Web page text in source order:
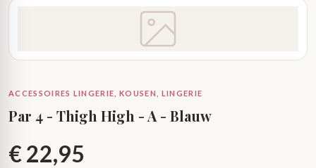
ACCESSOIRES LINGERIE, KOUSEN, LINGERIE
Par 4 - Thigh High - A - Blauw
€22,95